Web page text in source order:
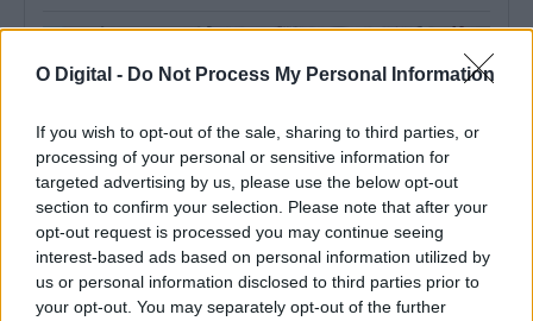
O Digital - Do Not Process My Personal Information
If you wish to opt-out of the sale, sharing to third parties, or
processing of your personal or sensitive information for
targeted advertising by us, please use the below opt-out
section to confirm your selection. Please note that after your
opt-out request is processed you may continue seeing
interest-based ads based on personal information utilized by
us or personal information disclosed to third parties prior to
your opt-out. You may separately opt-out of the further